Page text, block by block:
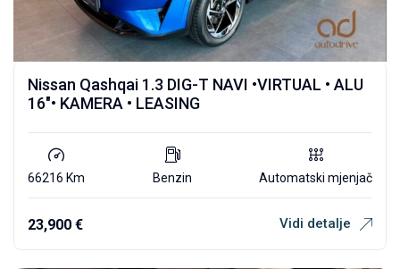
Nissan Qashqai 1.3 DIG-T NAVI •VIRTUAL • ALU
16″• KAMERA • LEASING
66216 Km Benzin Automatski mjenjač
23,900 € Vidi detalje